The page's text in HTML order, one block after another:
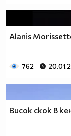
Alanis
762
Висок скок в